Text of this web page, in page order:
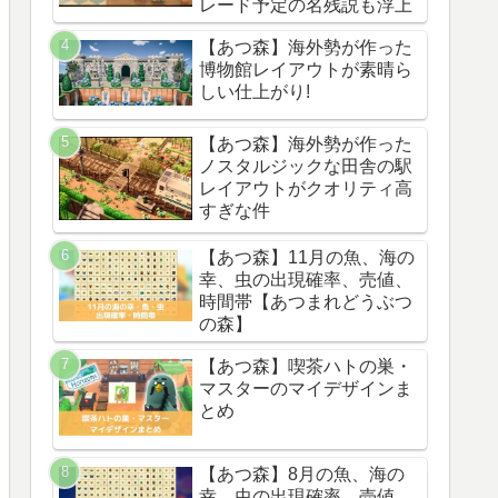
レード予定の名残説も浮上
【あつ森】海外勢が作った
博物館レイアウトが素晴ら
しい仕上がり!
【あつ森】海外勢が作った
ノスタルジックな田舎の駅
レイアウトがクオリティ高
すぎな件
【あつ森】11月の魚、海の
幸、虫の出現確率、売値、
時間帯【あつまれどうぶつ
の森】
【あつ森】喫茶ハトの巣・
マスターのマイデザインま
とめ
【あつ森】8月の魚、海の